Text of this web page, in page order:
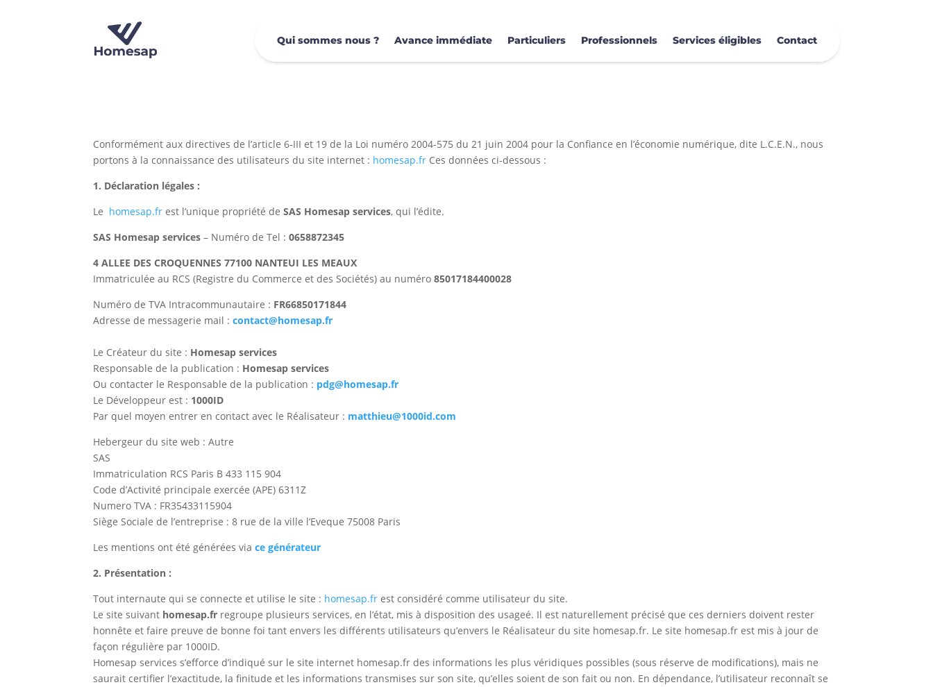
Qui sommes nous ? Avance immédiate Particuliers Professionnels Services éligibles Contact
Conformément aux directives de l’article 6-III et 19 de la Loi numéro 2004-575 du 21 juin 2004 pour la Confiance en l’économie numérique, dite L.C.E.N., nous
portons à la connaissance des utilisateurs du site internet : homesap.fr Ces données ci-dessous :
1. Déclaration légales :
Le homesap.fr est l’unique propriété deSAS Homesap services, qui l’édite.
SAS Homesap services – Numéro de Tel :0658872345
4 ALLEE DES CROQUENNES 77100 NANTEUI LES MEAUX
Immatriculée au RCS (Registre du Commerce et des Sociétés) au numéro85017184400028
Numéro de TVA Intracommunautaire : FR66850171844
Adresse de messagerie mail :contact@homesap.fr
Le Créateur du site : Homesap services
Responsable de la publication : Homesap services
Ou contacter le Responsable de la publication : pdg@homesap.fr
Le Développeur est : 1000ID
Par quel moyen entrer en contact avec le Réalisateur : matthieu@1000id.com
Hebergeur du site web : Autre
SAS
Immatriculation RCS Paris B 433 115 904
Code d’Activité principale exercée (APE) 6311Z
Numero TVA : FR35433115904
Siège Sociale de l’entreprise : 8 rue de la ville l’Eveque 75008 Paris
Les mentions ont été générées viace générateur
2. Présentation :
Tout internaute qui se connecte et utilise le site : homesap.fr est considéré comme utilisateur du site.
Le site suivant homesap.fr regroupe plusieurs services, en l’état, mis à disposition des usageé. Il est naturellement précisé que ces derniers doivent rester
honnête et faire preuve de bonne foi tant envers les différents utilisateurs qu’envers le Réalisateur du site homesap.fr. Le site homesap.fr est mis à jour de
façon régulière par 1000ID.
Homesap services s’efforce d’indiqué sur le site internet homesap.fr des informations les plus véridiques possibles (sous réserve de modifications), mais ne
saurait certifier l’exactitude, la finitude et les informations transmises sur son site, qu’elles soient de son fait ou non. En dépendance, l’utilisateur reconnaît se